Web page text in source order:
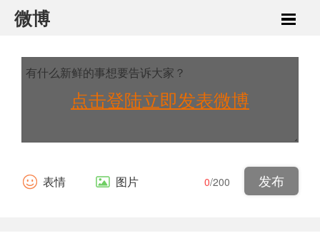
微博
点击登陆立即发表微博
表情 图片 0/200